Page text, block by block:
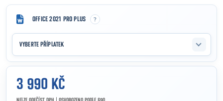
OFFICE 2021 PRO PLUS ?
VYBERTE PŘÍPLATEK
3 990 KČ